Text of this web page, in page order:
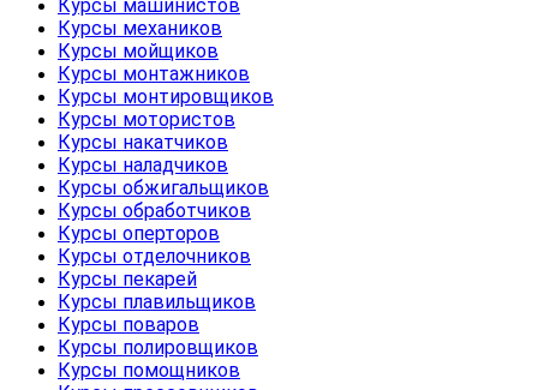
Курсы машинистов
Курсы механиков
Курсы мойщиков
Курсы монтажников
Курсы монтировщиков
Курсы мотористов
Курсы накатчиков
Курсы наладчиков
Курсы обжигальщиков
Курсы обработчиков
Курсы оперторов
Курсы отделочников
Курсы пекарей
Курсы плавильщиков
Курсы поваров
Курсы полировщиков
Курсы помощников